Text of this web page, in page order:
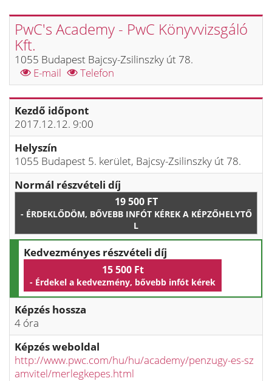
PwC's Academy - PwC Könyvvizsgáló
Kft.
1055 Budapest Bajcsy-Zsilinszky út 78.
E-mail
Telefon
Kezdő időpont
2017.12.12. 9:00
Helyszín
1055 Budapest 5. kerület, Bajcsy-Zsilinszky út 78.
Normál részvételi díj
19 500 FT
- ÉRDEKLŐDÖM, BŐVEBB INFÓT KÉREK A KÉPZŐHELYTŐ
L
Kedvezményes részvételi díj
15 500 Ft
- Érdekel a kedvezmény, bővebb infót kérek
Képzés hossza
4 óra
Képzés weboldal
http://www.pwc.com/hu/hu/academy/penzugy-es-sz
amvitel/merlegkepes.html